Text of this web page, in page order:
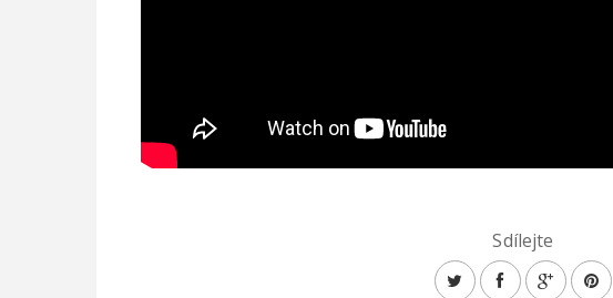
Sdílejte